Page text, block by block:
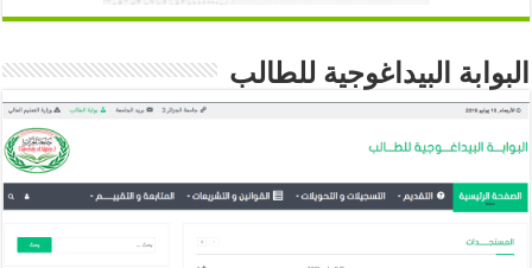
البوابة البيداغوجية للطالب